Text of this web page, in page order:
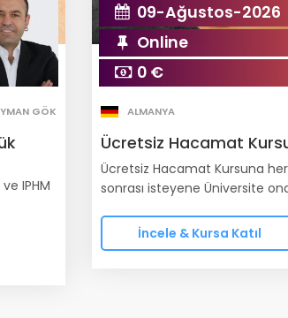
GÖK
IPHM
09-Ağustos-2026
Online
0 €
ALMANYA
Ücretsiz Hacamat
Ücretsiz Hacamat Kursuna
sonrası isteyene Üniversite
İncele & Kursa Katıl